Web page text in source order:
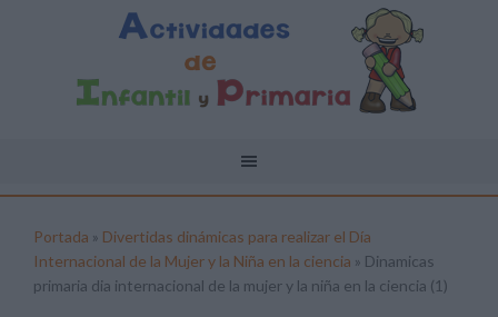
Portada » Divertidas dinámicas para realizar el Día
Internacional de la Mujer y la Niña en la ciencia » Dinamicas
primaria dia internacional de la mujer y la niña en la ciencia (1)